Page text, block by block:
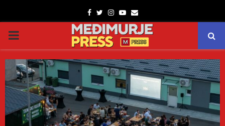
Facebook
TwitterInstagram
Youtube
Email
PRIMARY
MENU